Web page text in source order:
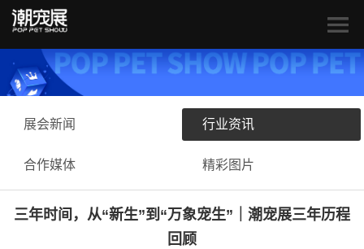
展会新闻 行业资讯
合作媒体 精彩图片
三年时间，从“新生”到“万象宠生”｜潮宠展三年历程
回顾